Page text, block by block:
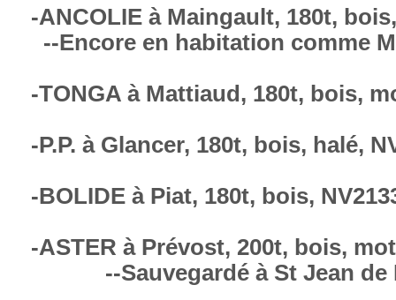
-ANCOLIE à Maingault,
--Encore en habitation comme
-TONGA à Mattiaud, 180t, bois,
-P.P. à Glancer, 180t, bois, halé,
-BOLIDE à Piat, 180t, bois,
-ASTER à Prévost, 200t,
--Sauvegardé à St Jean de